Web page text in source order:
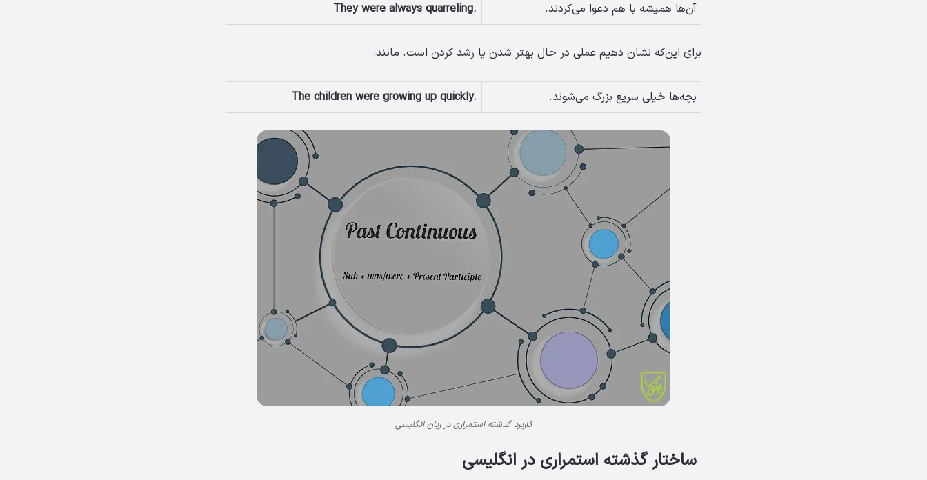
آن‌ها همیشه با هم دعوا می‌کردند. They were always quarreling.
برای این‌که نشان دهیم عملی در حال بهتر شدن یا رشد کردن است. مانند:
بچه‌ها خیلی سریع بزرگ می‌شوند. The children were growing up quickly.
کاربرد گذشته استمراری در زبان انگلیسی
ساختار گذشته استمراری در انگلیسی